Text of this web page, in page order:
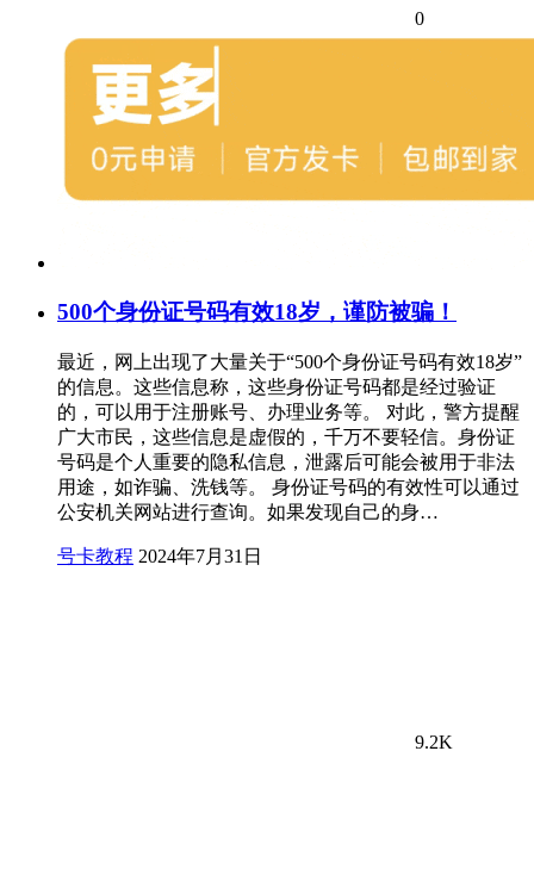
0
500个身份证号码有效18岁，谨防被骗！
最近，网上出现了大量关于“500个身份证号码有效18岁”
的信息。这些信息称，这些身份证号码都是经过验证
的，可以用于注册账号、办理业务等。 对此，警方提醒
广大市民，这些信息是虚假的，千万不要轻信。身份证
号码是个人重要的隐私信息，泄露后可能会被用于非法
用途，如诈骗、洗钱等。 身份证号码的有效性可以通过
公安机关网站进行查询。如果发现自己的身…
号卡教程 2024年7月31日
9.2K